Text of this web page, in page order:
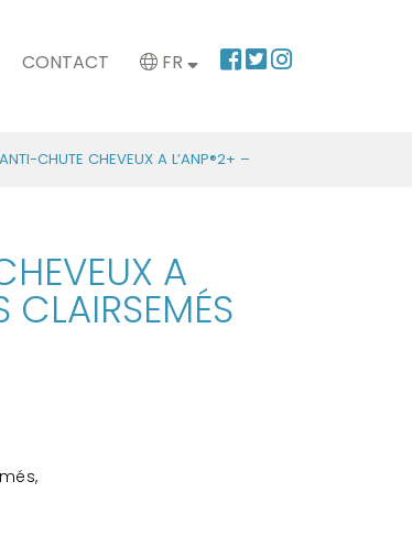
CONTACT FR
CHUTE CHEVEUX A L’ANP®2+ –
A
CLAIRSEMÉS